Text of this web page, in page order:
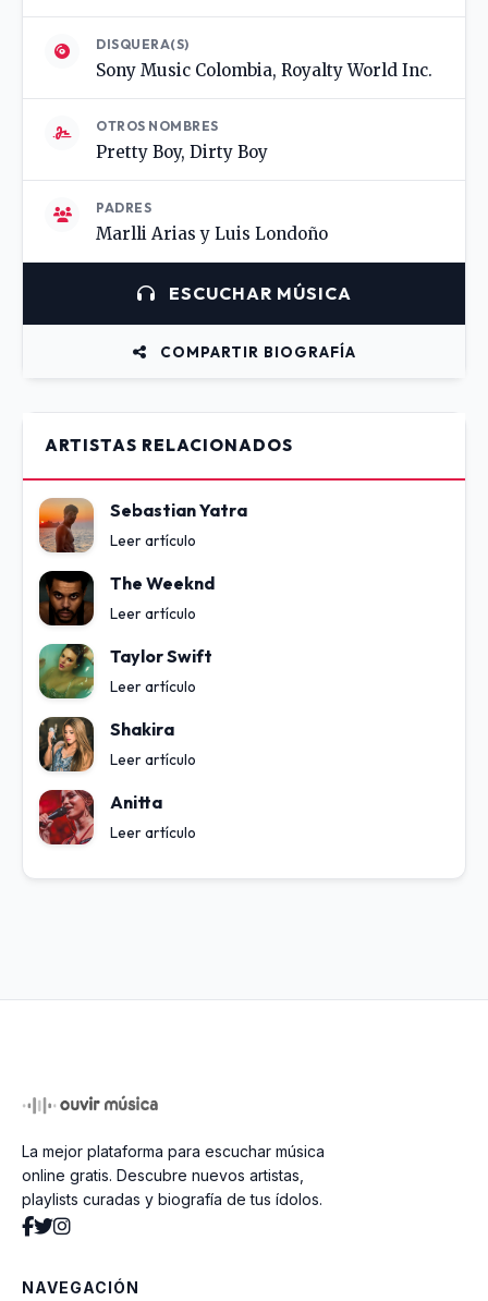
DISQUERA(S)
Sony Music Colombia, Royalty World Inc.
OTROS NOMBRES
Pretty Boy, Dirty Boy
PADRES
Marlli Arias y Luis Londoño
ESCUCHAR MÚSICA
COMPARTIR BIOGRAFÍA
ARTISTAS RELACIONADOS
Sebastian Yatra
Leer artículo
The Weeknd
Leer artículo
Taylor Swift
Leer artículo
Shakira
Leer artículo
Anitta
Leer artículo
La mejor plataforma para escuchar música
online gratis. Descubre nuevos artistas,
playlists curadas y biografía de tus ídolos.
NAVEGACIÓN